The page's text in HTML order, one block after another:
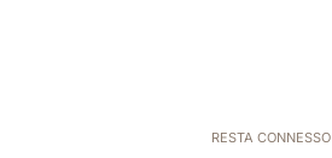
RESTA CONNESSO